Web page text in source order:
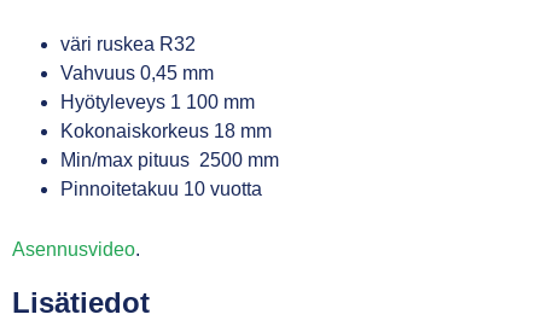
väri ruskea R32
Vahvuus 0,45 mm
Hyötyleveys 1 100 mm
Kokonaiskorkeus 18 mm
Min/max pituus 2500 mm
Pinnoitetakuu 10 vuotta
Asennusvideo.
Lisätiedot